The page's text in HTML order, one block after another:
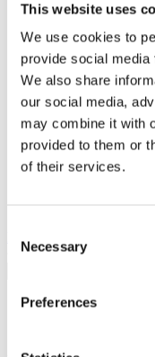
This website uses
We use cookies to
provide social
We also share
our social media,
may combine it with
provided to them or
of their services.
Selection
Necessary
Preferences
Sådan
Bliv
FAQ
Kataloger
Kontakt
Om RAIS
ESG
Garanti
Pressefoto
600³ Wood